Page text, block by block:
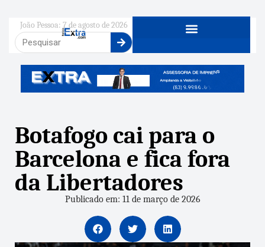
João Pessoa: 7 de agosto de 2026
Botafogo cai para o
Barcelona e fica fora
da Libertadores
Publicado em: 11 de março de 2026